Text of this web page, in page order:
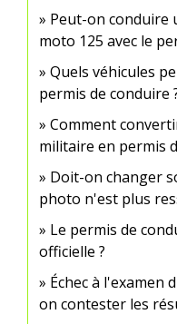
Peut-on conduire
moto 125 avec le
Quels véhicules
permis de conduire
Comment
militaire en permis
Doit-on changer
photo n'est plus
Le permis de
officielle ?
Échec à l'examen
on contester les